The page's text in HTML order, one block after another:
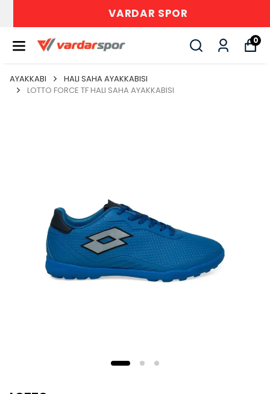
VARDAR SPOR
0
AYAKKABI
HALI SAHA AYAKKABISI
LOTTO FORCE TF HALI SAHA AYAKKABISI